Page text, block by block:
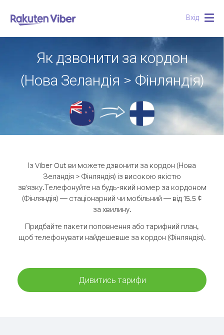
Вхід
Як дзвонити за кордон
(Нова Зеландія > Фінляндія)
Із Viber Out ви можете дзвонити за кордон (Нова
Зеландія > Фінляндія) із високою якістю
зв'язку.Телефонуйте на будь-який номер за кордоном
(Фінляндія) — стаціонарний чи мобільний — від 15.5 ¢
за хвилину.
Придбайте пакети поповнення або тарифний план,
щоб телефонувати найдешевше за кордон (Фінляндія).
Дивитись тарифи